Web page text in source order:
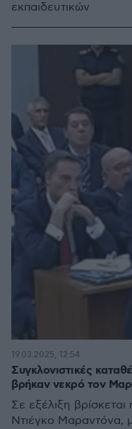
εκπαιδευτικών
Συγκλονιστικές
βρήκαν νεκρό τον
Σε εξέλιξη
Ντιέγκο Μαραντόνα,
19.03.2025, 12:54